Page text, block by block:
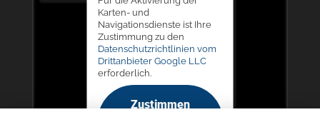
Karten- und
Navigationsdienste ist Ihre
Zustimmung zu den
Datenschutzrichtlinien vom
Drittanbieter Google LLC
erforderlich.
Zustimmen